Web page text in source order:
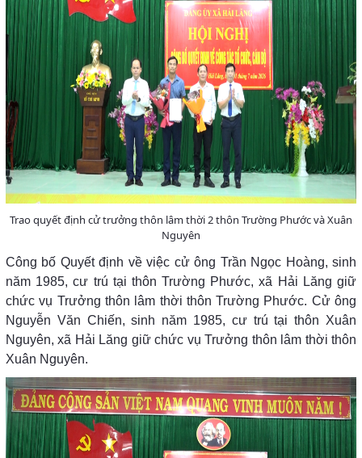
Trao quyết định cử trưởng thôn lâm thời 2 thôn Trường Phước và Xuân
Nguyên
Công bố Quyết định về việc cử ông Trần Ngọc Hoàng, sinh
năm 1985, cư trú tại thôn Trường Phước, xã Hải Lăng giữ
chức vụ Trưởng thôn lâm thời thôn Trường Phước. Cử ông
Nguyễn Văn Chiến, sinh năm 1985, cư trú tại thôn Xuân
Nguyên, xã Hải Lăng giữ chức vụ Trưởng thôn lâm thời thôn
Xuân Nguyên.